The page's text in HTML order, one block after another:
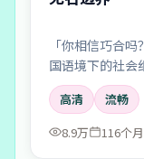
「你相信巧合
国语境下的社会
高清
流畅
8.9万
116个